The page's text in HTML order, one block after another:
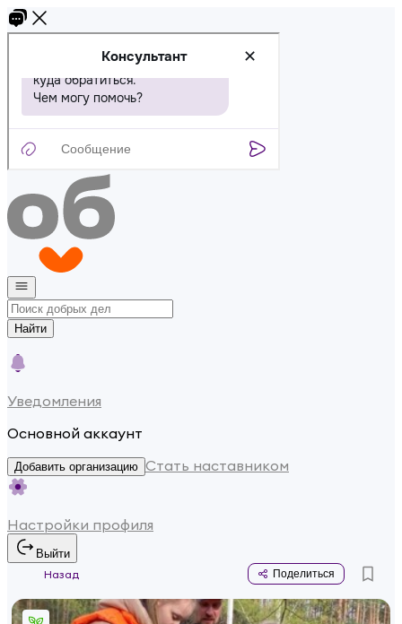
Найти
Уведомления
Основной аккаунт
Добавить организацию Стать наставником
Настройки профиля
Выйти
Назад
Поделиться